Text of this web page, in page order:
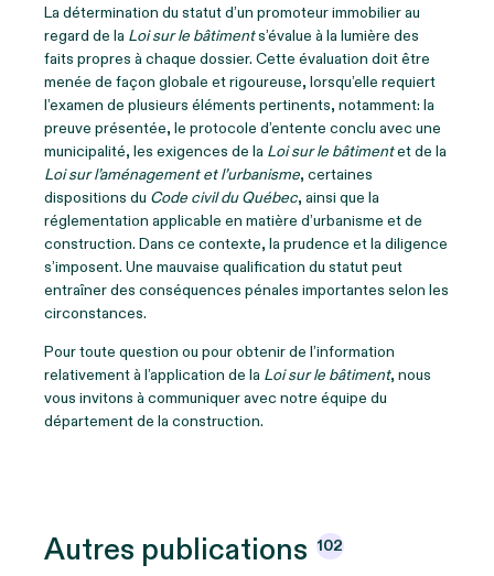
La détermination du statut d’un promoteur immobilier au
regard de la Loi sur le bâtiments’évalue à la lumière des
faits propres à chaque dossier. Cette évaluation doit être
menée de façon globale et rigoureuse, lorsqu’elle requiert
l’examen de plusieurs éléments pertinents, notamment: la
preuve présentée, le protocole d’entente conclu avec une
municipalité, les exigences de la Loi sur le bâtimentet de la
Loi sur l’aménagement et l’urbanisme, certaines
dispositions du Code civil du Québec, ainsi que la
réglementation applicable en matière d’urbanisme et de
construction. Dans ce contexte, la prudence et la diligence
s’imposent. Une mauvaise qualification du statut peut
entraîner des conséquences pénales importantes selon les
circonstances.
Pour toute question ou pour obtenir de l’information
relativement à l’application de la Loi sur le bâtiment, nous
vous invitons à communiquer avec notre équipe du
département de la construction.
Autres publications 102